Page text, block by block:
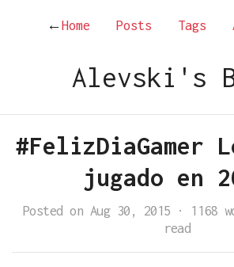
←Home Posts Tags
Alevski's
#FelizDiaGamer
jugado en
Posted on Aug 30, 2015 · 1168
read